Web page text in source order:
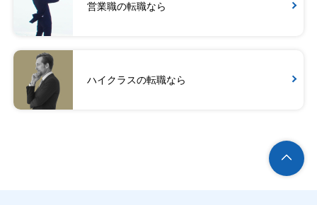
営業職の転職なら
ハイクラスの転職なら